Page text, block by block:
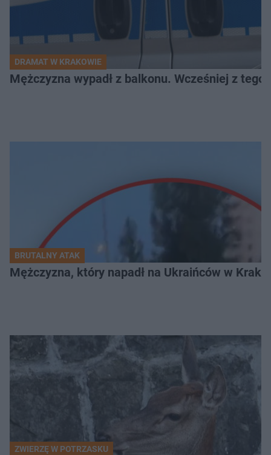
DRAMAT W KRAKOWIE
Mężczyzna wypadł z balkonu. Wcześniej z
BRUTALNY ATAK
Mężczyzna, który napadł na Ukraińców w
ZWIERZĘ W POTRZASKU